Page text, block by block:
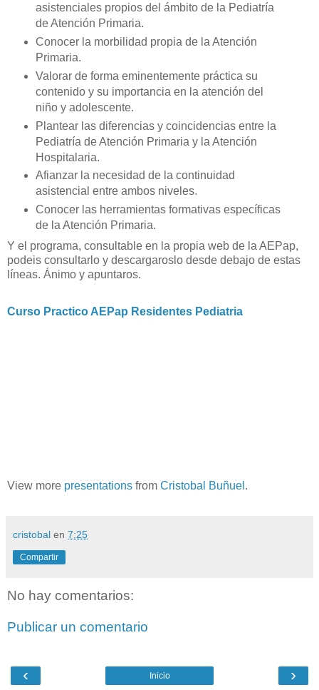
asistenciales propios del ámbito de la Pediatría
de Atención Primaria.
Conocer la morbilidad propia de la Atención
Primaria.
Valorar de forma eminentemente práctica su
contenido y su importancia en la atención del
niño y adolescente.
Plantear las diferencias y coincidencias entre la
Pediatría de Atención Primaria y la Atención
Hospitalaria.
Afianzar la necesidad de la continuidad
asistencial entre ambos niveles.
Conocer las herramientas formativas específicas
de la Atención Primaria.
Y el programa, consultable en la propia web de la AEPap,
podeis consultarlo y descargaroslo desde debajo de estas
líneas. Ánimo y apuntaros.
Curso Practico AEPap Residentes Pediatria
View more presentations from Cristobal Buñuel .
cristobal en 7:25
Compartir
No hay comentarios:
Publicar un comentario
‹ ›
Inicio